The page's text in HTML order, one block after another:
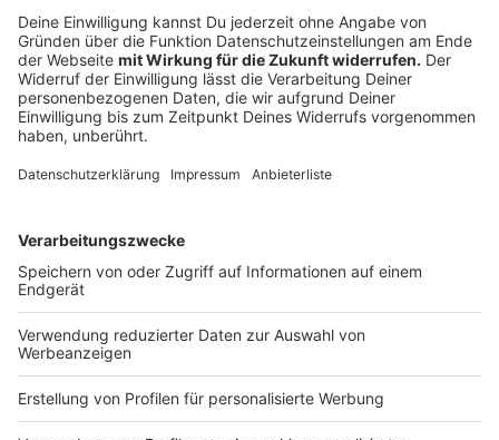
Highlights für Familien
Anzeige
Für Familien gibt es am Sonntag gleich zwei Highlights:
In derOper am Rheinläuft ein "intergalaktisches
durch‘s Weltall begleiten. Und der verläuft nicht ganz
so, wie der König es geplant hat. Los geht’s um 16 Uhr,
Karten gibt es ab 12 Euro.
Und der Kinder-Zauber-Krimi„Die Reise zum
Weihnachtsmann“geht auf Spurensuche um die ganze
Welt. Das gemeinsame Ziel: Den Weihnachtsmann
wiederfinden. Los geht’s um 16 Uhr im Zakk, die Karten